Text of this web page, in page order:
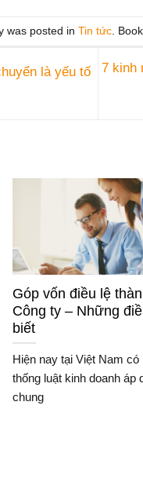
was posted in Tin tức .
là yếu tố
7 kinh
Góp vốn điều lệ
Công ty – Những
biết
Hiện nay tại Việt Nam có
thống luật kinh doanh áp
chung